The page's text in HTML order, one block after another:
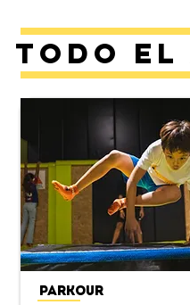
Todo el
​
Parkour